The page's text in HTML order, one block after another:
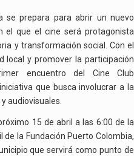
se prepara para abrir un nuevo
el que el cine será protagonista
y transformación social. Con el
local y promover la participación
encuentro del Cine Club
que busca involucrar a la
audiovisuales.
15 de abril a las 6:00 de la
la Fundación Puerto Colombia,
que servirá como punto de